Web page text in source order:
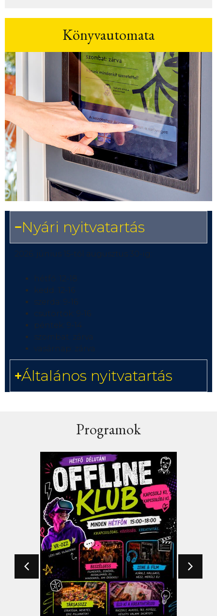
Könyvautomata
Nyári nyitvatartás
2026. június 15-től augusztus 30-ig:
hétfő: 12-18
kedd: 12-16
szerda: 9-16
csütörtök: 9-16
péntek: 9-14
szombat: zárva
vasárnap: zárva
Általános nyitvatartás
Programok